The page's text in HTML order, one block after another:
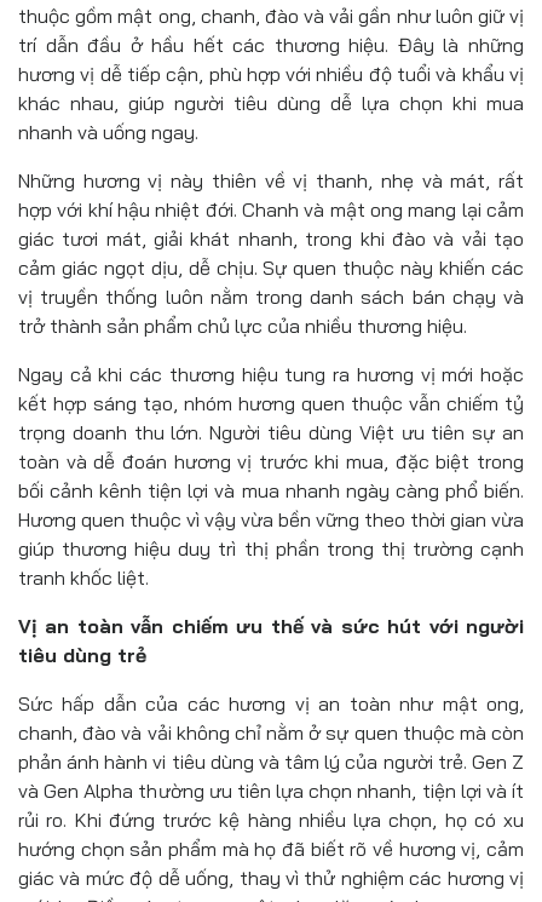
thuộc gồm mật ong, chanh, đào và vải gần như luôn giữ vị
trí dẫn đầu ở hầu hết các thương hiệu. Đây là những
hương vị dễ tiếp cận, phù hợp với nhiều độ tuổi và khẩu vị
khác nhau, giúp người tiêu dùng dễ lựa chọn khi mua
nhanh và uống ngay.
Những hương vị này thiên về vị thanh, nhẹ và mát, rất
hợp với khí hậu nhiệt đới. Chanh và mật ong mang lại cảm
giác tươi mát, giải khát nhanh, trong khi đào và vải tạo
cảm giác ngọt dịu, dễ chịu. Sự quen thuộc này khiến các
vị truyền thống luôn nằm trong danh sách bán chạy và
trở thành sản phẩm chủ lực của nhiều thương hiệu.
Ngay cả khi các thương hiệu tung ra hương vị mới hoặc
kết hợp sáng tạo, nhóm hương quen thuộc vẫn chiếm tỷ
trọng doanh thu lớn. Người tiêu dùng Việt ưu tiên sự an
toàn và dễ đoán hương vị trước khi mua, đặc biệt trong
bối cảnh kênh tiện lợi và mua nhanh ngày càng phổ biến.
Hương quen thuộc vì vậy vừa bền vững theo thời gian vừa
giúp thương hiệu duy trì thị phần trong thị trường cạnh
tranh khốc liệt.
Vị an toàn vẫn chiếm ưu thế và sức hút với người
tiêu dùng trẻ
Sức hấp dẫn của các hương vị an toàn như mật ong,
chanh, đào và vải không chỉ nằm ở sự quen thuộc mà còn
phản ánh hành vi tiêu dùng và tâm lý của người trẻ. Gen Z
và Gen Alpha thường ưu tiên lựa chọn nhanh, tiện lợi và ít
rủi ro. Khi đứng trước kệ hàng nhiều lựa chọn, họ có xu
hướng chọn sản phẩm mà họ đã biết rõ về hương vị, cảm
giác và mức độ dễ uống, thay vì thử nghiệm các hương vị